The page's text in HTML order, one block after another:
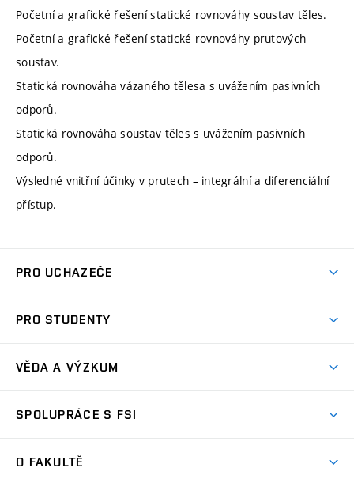
Početní a grafické řešení statické rovnováhy soustav těles.
Početní a grafické řešení statické rovnováhy prutových
soustav.
Statická rovnováha vázaného tělesa s uvážením pasivních
odporů.
Statická rovnováha soustav těles s uvážením pasivních
odporů.
Výsledné vnitřní účinky v prutech – integrální a diferenciální
přístup.
PRO UCHAZEČE
Ambasadoři studia
Zápisy
PRO STUDENTY
Studijní předpisy
Pro prváky
VĚDA A VÝZKUM
Oblasti výzkumu
SPOLUPRÁCE S FSI
O FAKULTĚ